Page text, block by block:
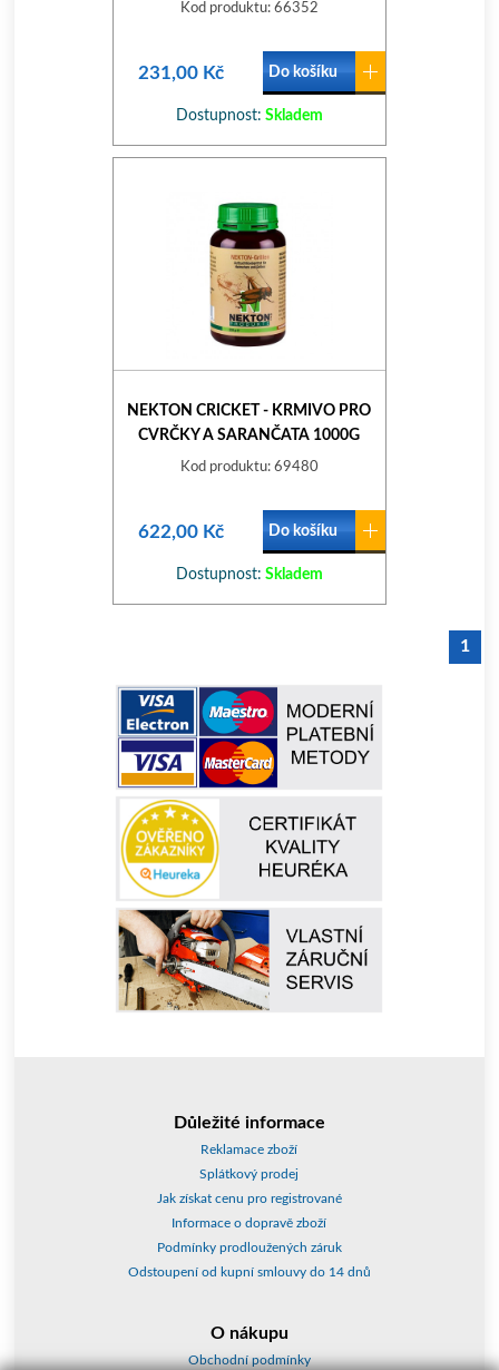
Kod produktu: 66352
231,00 Kč Do košíku
Dostupnost: Skladem
NEKTON CRICKET - KRMIVO PRO
CVRČKY A SARANČATA 1000G
Kod produktu: 69480
622,00 Kč Do košíku
Dostupnost: Skladem
1
Důležité informace
Reklamace zboží
Splátkový prodej
Jak získat cenu pro registrované
Informace o dopravě zboží
Podmínky prodloužených záruk
Odstoupení od kupní smlouvy do 14 dnů
O nákupu
Obchodní podmínky